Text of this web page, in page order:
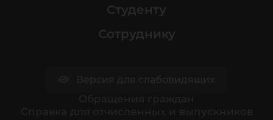
Студенту
Сотруднику